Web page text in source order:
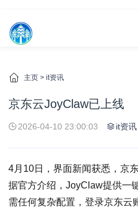
主页 > it资讯
京东云JoyClaw已上线
2026-04-10 23:00:03 it资讯
4月10日，界面新闻获悉，京
据官方介绍，JoyClaw提供一
需任何复杂配置，登录京东云